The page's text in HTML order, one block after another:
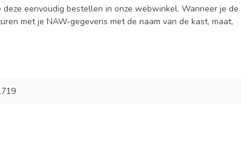
eenvoudig bestellen in onze webwinkel. Wanneer je de
met je NAW-gegevens met de naam van de kast, maat,